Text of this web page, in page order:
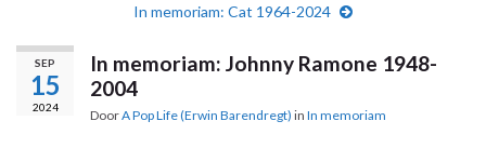
In memoriam: Cat 1964-2024
SEP
15
2024
In memoriam: Johnny Ramone 1948-
2004
DoorA Pop Life (Erwin Barendregt) in In memoriam